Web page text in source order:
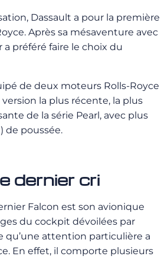
Dassault a pour la première
Après sa mésaventure avec
a préféré faire le choix du
de deux moteurs Rolls-Royce
version la plus récente, la plus
de la série Pearl, avec plus
de poussée.
dernier cri
Falcon est son avionique
du cockpit dévoilées par
qu’une attention particulière a
En effet, il comporte plusieurs